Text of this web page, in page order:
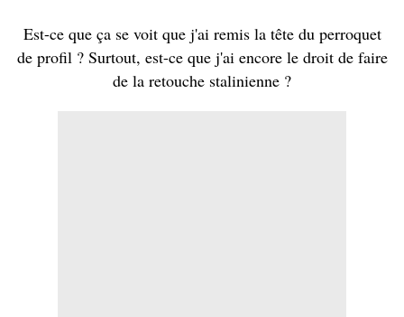
Est-ce que ça se voit que j'ai remis la tête du perroquet
de profil ? Surtout, est-ce que j'ai encore le droit de faire
de la retouche stalinienne ?